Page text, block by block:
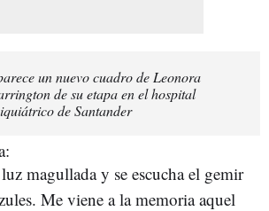
un nuevo cuadro de Leonora
de su etapa en el hospital
de Santander
magullada y se escucha el gemir
Me viene a la memoria aquel